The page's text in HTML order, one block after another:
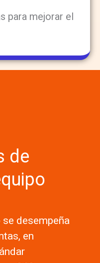
para mejorar el
de
desempeña
en